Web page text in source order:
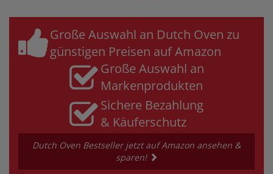
Große Auswahl an Dutch Oven zu
günstigen Preisen auf Amazon
Große Auswahl an
Markenprodukten
Sichere Bezahlung
& Käuferschutz
Dutch Oven Bestseller jetzt auf Amazon ansehen &
sparen!